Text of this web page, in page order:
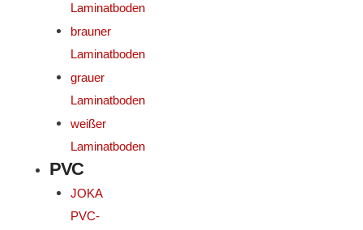
Laminatboden
brauner
Laminatboden
grauer
Laminatboden
weißer
Laminatboden
PVC
JOKA
PVC-